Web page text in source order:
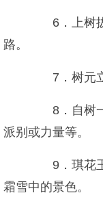
6．上树拔
路。
7．树元立
8．自树一
派别或力量等。
9．琪花玉
霜雪中的景色。